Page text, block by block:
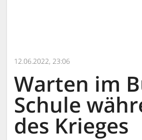
12.06.2022, 23:06
Warten im
Schule
des Krieges